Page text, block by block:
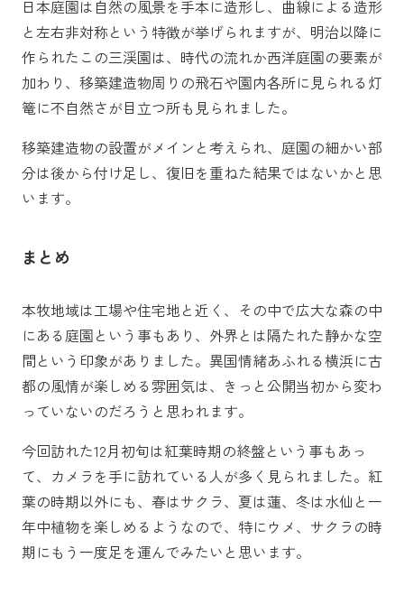
日本庭園は自然の風景を手本に造形し、曲線による造形
と左右非対称という特徴が挙げられますが、明治以降に
作られたこの三渓園は、時代の流れか西洋庭園の要素が
加わり、移築建造物周りの飛石や園内各所に見られる灯
篭に不自然さが目立つ所も見られました。
移築建造物の設置がメインと考えられ、庭園の細かい部
分は後から付け足し、復旧を重ねた結果ではないかと思
います。
まとめ
本牧地域は工場や住宅地と近く、その中で広大な森の中
にある庭園という事もあり、外界とは隔たれた静かな空
間という印象がありました。異国情緒あふれる横浜に古
都の風情が楽しめる雰囲気は、きっと公開当初から変わ
っていないのだろうと思われます。
今回訪れた12月初旬は紅葉時期の終盤という事もあっ
て、カメラを手に訪れている人が多く見られました。紅
葉の時期以外にも、春はサクラ、夏は蓮、冬は水仙と一
年中植物を楽しめるようなので、特にウメ、サクラの時
期にもう一度足を運んでみたいと思います。